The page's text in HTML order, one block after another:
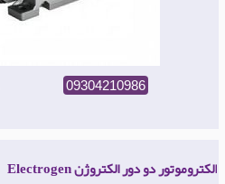
09304210986
الکتروموتور دو دور الکتروژن Electrogen